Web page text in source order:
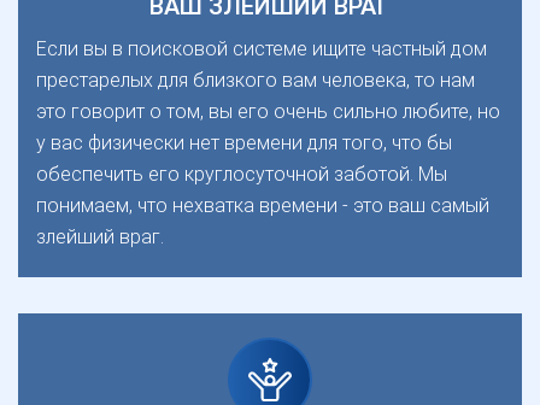
Если вы в поисковой системе ищите частный дом
престарелых для близкого вам человека, то нам
это говорит о том, вы его очень сильно любите, но
у вас физически нет времени для того, что бы
обеспечить его круглосуточной заботой. Мы
понимаем, что нехватка времени - это ваш самый
злейший враг.